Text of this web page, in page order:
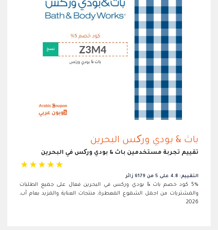
باث & بودي ورکس البحرين
تقييم تجربة مستخدمين باث & بودي ورکس في البحرين
☆ ☆ ☆ ☆ ☆
التقييم: 4.8 على 5 من 6179 زائر
5% كود خصم باث & بودي وركس في البحرين فعال على جميع الطلبات
والمشتريات من اجمل الشموع المعطرة, منتجات العناية والمزيد بعام آب,
2026